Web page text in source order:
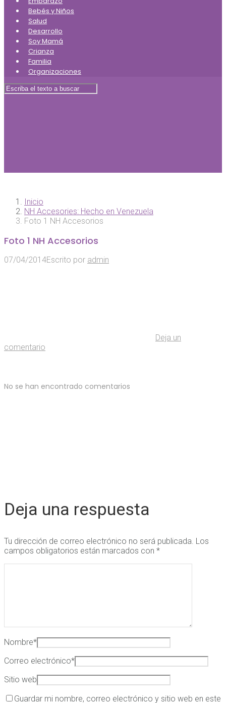
Bebés y Niños
Salud
Desarrollo
Soy Mamá
Crianza
Familia
Organizaciones
Inicio
NH Accesories: Hecho en Venezuela
Foto 1 NH Accesorios
Foto 1 NH Accesorios
07/04/2014Escrito por admin
Deja un
comentario
No se han encontrado comentarios
Deja una respuesta
Tu dirección de correo electrónico no será publicada. Los
campos obligatorios están marcados con *
Nombre*
Correo electrónico*
Sitio web
Guardar mi nombre, correo electrónico y sitio web en este